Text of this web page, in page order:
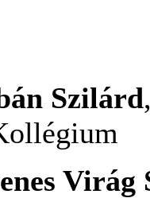
Szilárd
Virág